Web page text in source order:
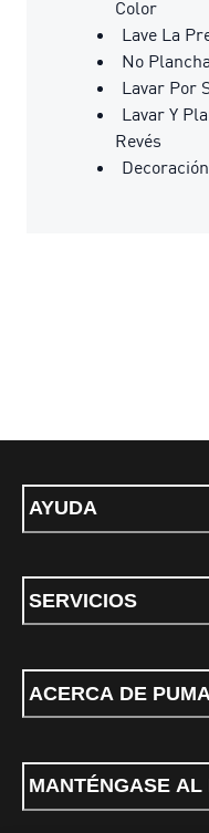
Color
Lave La
No
Lavar Por
Lavar Y
Revés
AYUDA
SERVICIOS
ACERCA DE PUMA
MANTÉNGASE AL